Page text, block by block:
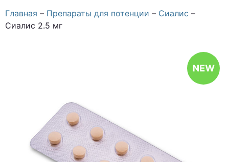
Главная Препараты для потенции
Сиалис
Сиалис 2.5 мг